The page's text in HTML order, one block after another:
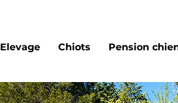
Elevage Chiots Pension